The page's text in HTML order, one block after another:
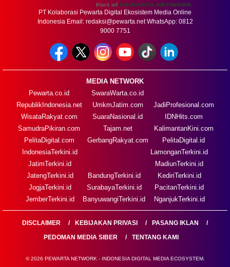
PT Kolaborasi Pewarta Digital Ekosistem Media Online
Indonesia Email: redaksi@pewarta.netWhatsApp: 0812
9000 7751
MEDIA NETWORK
Pewarta.co.id
RepublikIndonesia.net
WisataRakyat.com
SamudraPikiran.com
PelitaDigital.com
SwaraWarta.co.id
UmkmJatim.com
SuaraNasional.id
Tajam.net
GerbangRakyat.com
JadiProfesional.com
IDNHits.com
KalimantanKini.com
PelitaDigital.id
IndonesiaTerkini.id
JatimTerkini.id
JatengTerkini.id
JogjaTerkini.id
JemberTerkini.id
BandungTerkini.id
SurabayaTerkini.id
BanyuwangiTerkini.id
LamonganTerkini.id
MadiunTerkini.id
KediriTerkini.id
PacitanTerkini.id
NganjukTerkini.id
DISCLAIMER KEBIJAKAN PRIVASI
PASANG IKLAN
PEDOMAN MEDIA SIBER
TENTANG KAMI
© 2026 PEWARTA NETWORK - INDONESIA DIGITAL MEDIA ECOSYSTEM.